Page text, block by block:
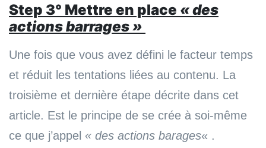
Step 3° Mettre en place « des
actions barrages »
Une fois que vous avez défini le facteur temps
et réduit les tentations liées au contenu. La
troisième et dernière étape décrite dans cet
article. Est le principe de se crée à soi-même
ce que j’appel « des actions barages« .